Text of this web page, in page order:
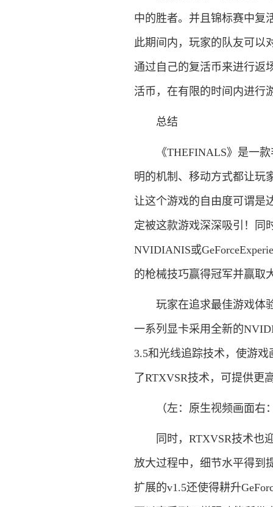
中的胜者。并且锦标赛中复
此期间内，玩家的队友可以
通过自己的复活币来进行返
活币，在有限的时间内进行
总结
《THEFINALS》是一款
明的机制、移动方式都让玩
让这个游戏的自由度可谓是
定被这款游戏深深吸引！同
NVIDIANIS或
的枪械技巧赢得冠军并赢取
玩家在追求最佳游戏体验
一系列显卡采用全新的
3.5和光线追踪技术，使游
了RTXVSR技术，可提供
（左：原生视频画面右：
同时，RTXVSR技术也迎
放大过程中，细节水平得到
扩展的v1.5还使得耕升